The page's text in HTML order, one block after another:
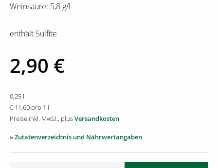
Weinsäure: 5,8 g/l
enthält Sulfite
2,90 €
0,25 l
€ 11,60 pro 1 l
Preise inkl. MwSt., plusVersandkosten.
» Zutatenverzeichnis und Nährwertangaben